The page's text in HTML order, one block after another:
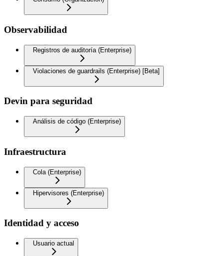
Observabilidad
Registros de auditoría (Enterprise)
Violaciones de guardrails (Enterprise) [Beta]
Devin para seguridad
Análisis de código (Enterprise)
Infraestructura
Cola (Enterprise)
Hipervisores (Enterprise)
Identidad y acceso
Usuario actual